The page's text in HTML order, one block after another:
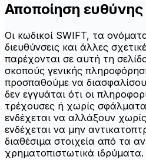
Αποποίηση ευθύνης
Οι κωδικοί SWIFT, τα
διευθύνσεις και άλλες
παρέχονται σε αυτή τη
σκοπούς γενικής
προσπαθούμε να
δεν εγγυάται ότι οι
τρέχουσες ή χωρίς
ενδέχεται να αλλάξουν
ενδέχεται να μην
διαθέσιμα στοιχεία από τα
χρηματοπιστωτικά ιδρύματα.